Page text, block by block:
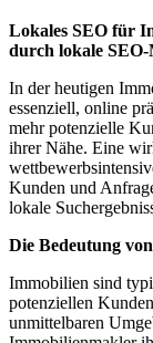
Lokales SEO für
durch lokale SEO-
In der heutigen
essenziell, online
mehr potenzielle
ihrer Nähe. Eine
Kunden und
lokale
Die Bedeutung
Immobilien sind
potenziellen
unmittelbaren